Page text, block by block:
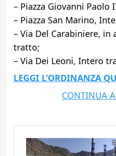
– Piazza Giovanni Paolo
– Piazza San Marino,
– Via Del Carabiniere, in
tratto;
– Via Dei Leoni, Intero
LEGGI L’ORDINANZA
CONTINUA A